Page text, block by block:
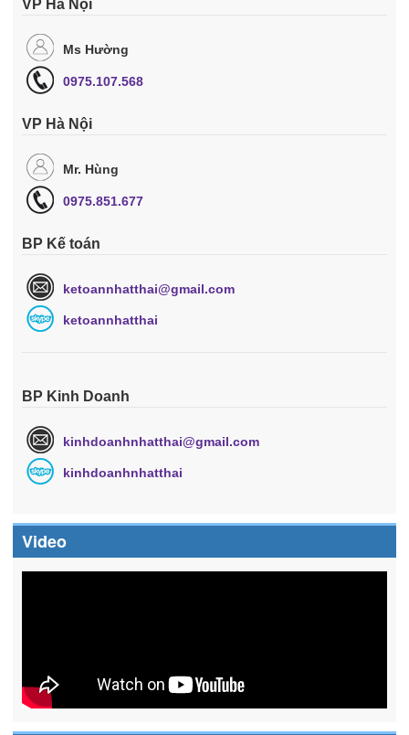
VP Hà Nội
Ms Hường
0975.107.568
VP Hà Nội
Mr. Hùng
0975.851.677
BP Kế toán
ketoannhatthai@gmail.com
ketoannhatthai
BP Kinh Doanh
kinhdoanhnhatthai@gmail.com
kinhdoanhnhatthai
Video